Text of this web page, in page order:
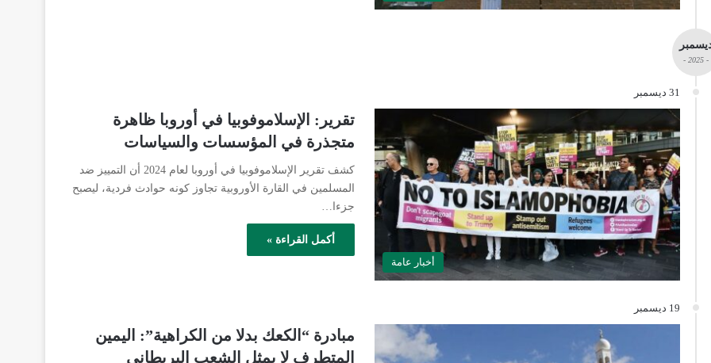
- 2025 -
31 ديسمبر
أخبار عامة
تقرير: الإسلاموفوبيا في أوروبا ظاهرة
متجذرة في المؤسسات والسياسات
كشف تقرير الإسلاموفوبيا في أوروبا لعام 2024 أن التمييز ضد
المسلمين في القارة الأوروبية تجاوز كونه حوادث فردية، ليصبح
جزءا…
أكمل القراءة »
19 ديسمبر
مبادرة “الكعك بدلا من الكراهية”: اليمين
المتطرف لا يمثل الشعب البريطاني